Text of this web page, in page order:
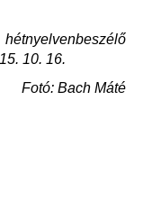
10. 16.
Fotó: Bach Máté